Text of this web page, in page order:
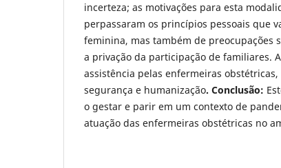
incerteza; as motivações para esta
perpassaram os princípios pessoais que
feminina, mas também de preocupações
a privação da participação de familiares.
assistência pelas enfermeiras
segurança e humanização. Conclusão:
o gestar e parir em um contexto de
atuação das enfermeiras obstétricas no